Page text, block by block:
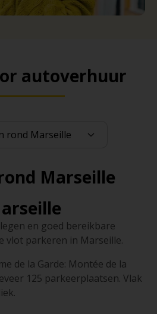
autoverhuur
Marseille
en goed bereikbare
vlot parkeren in Marseille.
de la Garde: Montée de la
125 parkeerplaatsen. Vlak